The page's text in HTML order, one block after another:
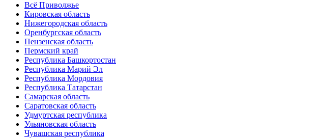
Всё Приволжье
Кировская область
Нижегородская область
Оренбургская область
Пензенская область
Пермский край
Республика Башкортостан
Республика Марий Эл
Республика Мордовия
Республика Татарстан
Самарская область
Саратовская область
Удмуртская республика
Ульяновская область
Чувашская республика